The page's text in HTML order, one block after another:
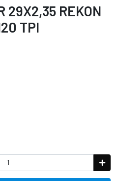
29X2,35 REKON
TPI